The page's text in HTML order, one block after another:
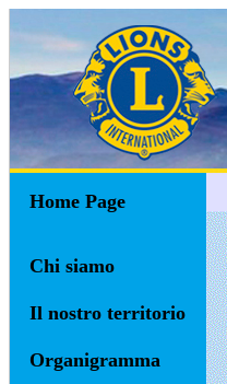
Home Page
Chi siamo
Il nostro territorio
Organigramma